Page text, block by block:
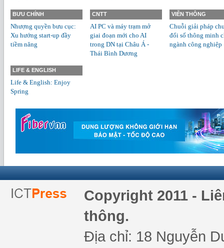
BƯU CHÍNH
Nhượng quyền bưu cục:
Xu hướng start-up đầy
tiềm năng
CNTT
AI PC và máy trạm mở
giai đoạn mới cho AI
trong DN tại Châu Á -
Thái Bình Dương
VIỄN THÔNG
Chuỗi giải pháp
đổi số thông minh
ngành công nghiệp
LIFE & ENGLISH
Life & English: Enjoy
Spring
Copyright 2011 -
thông.
Địa chỉ: 18 Nguyễn